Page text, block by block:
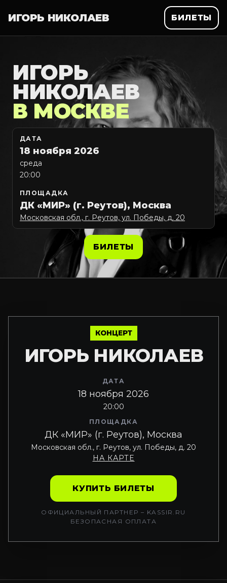
ИГОРЬ НИКОЛАЕВ БИЛЕТЫ
ИГОРЬ
НИКОЛАЕВ
В МОСКВЕ
ДАТА
18 ноября 2026
среда
20:00
ПЛОЩАДКА
ДК «МИР» (г. Реутов), Москва
Московская обл., г. Реутов, ул. Победы, д. 20
БИЛЕТЫ
КОНЦЕРТ
ИГОРЬ НИКОЛАЕВ
ДАТА
18 ноября 2026
20:00
ПЛОЩАДКА
ДК «МИР» (г. Реутов), Москва
Московская обл., г. Реутов, ул. Победы, д. 20
НА КАРТЕ
КУПИТЬ БИЛЕТЫ
ОФИЦИАЛЬНЫЙ ПАРТНЕР – KASSIR.RU
БЕЗОПАСНАЯ ОПЛАТА